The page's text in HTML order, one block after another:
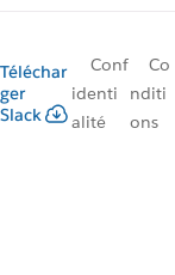
Téléchar
ger
Slack
Conf
identi
alité
Co
nditi
ons